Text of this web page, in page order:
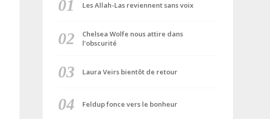
Les Allah-Las reviennent sans voix
Chelsea Wolfe nous attire dans
l’obscurité
Laura Veirs bientôt de retour
Feldup fonce vers le bonheur